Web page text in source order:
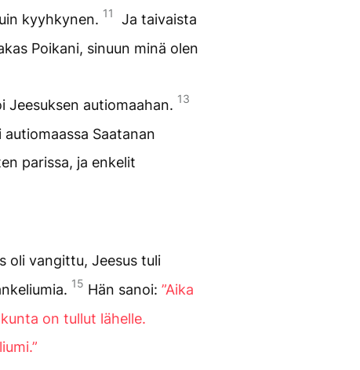
kyyhkynen. 11
Ja taivaista
Poikani, sinuun minä olen
Jeesuksen autiomaahan. 13
Saatanan
parissa, ja enkelit
oli vangittu, Jeesus tuli
15 Hän sanoi: ”Aika
on tullut lähelle.